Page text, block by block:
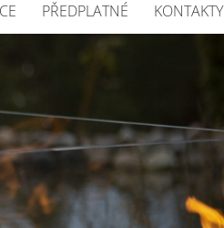
PŘEDPLATNÉ KONTAKTY